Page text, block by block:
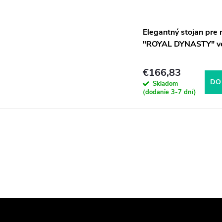
Elegantný stojan pre
"ROYAL DYNASTY"
€166,83
Skladom
(dodanie 3-7 dní)